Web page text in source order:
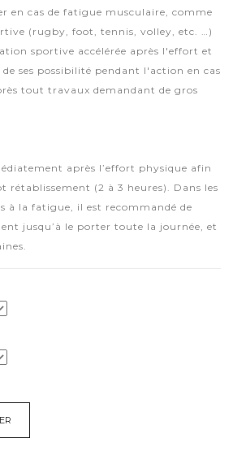
en cas de fatigue musculaire, comme
(rugby, foot, tennis, volley, etc. …)
sportive accélérée après l'effort et
de ses possibilité pendant l'action en cas
tout travaux demandant de gros
après l’effort physique afin
rétablissement (2 à 3 heures). Dans les
à la fatigue, il est recommandé de
jusqu’à le porter toute la journée, et